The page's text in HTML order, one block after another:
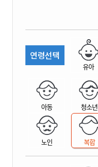
연령선택
유아
아동 청소년
노인 복합